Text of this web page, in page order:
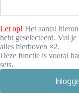
Let op! Het aantal
hebt geselecteerd. Vul
alles hierboven ×2.
Deze functie is vooral
sets.